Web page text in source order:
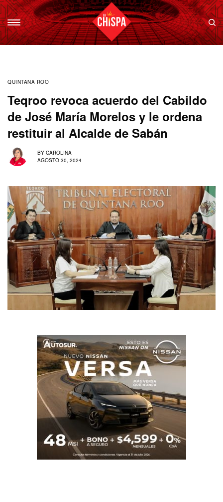
QUINTANA ROO
Teqroo revoca acuerdo del Cabildo
de José María Morelos y le ordena
restituir al Alcalde de Sabán
BY CAROLINA
AGOSTO 30, 2024